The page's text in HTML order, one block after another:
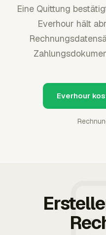
Eine Quittung
Everhour hält
Everhour